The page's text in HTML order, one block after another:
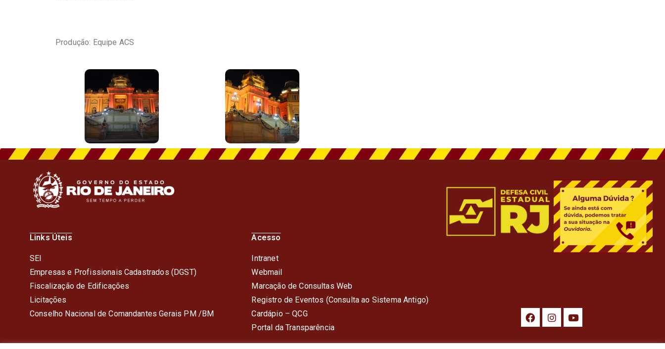
Produção: Equipe ACS
Links Úteis
SEI
Empresas e Profissionais Cadastrados (DGST)
Fiscalização de Edificações
Licitações
Conselho Nacional de Comandantes Gerais PM /BM
Acesso
Intranet
Webmail
Marcação de Consultas Web
Registro de Eventos (Consulta ao Sistema Antigo)
Cardápio – QCG
Portal da Transparência